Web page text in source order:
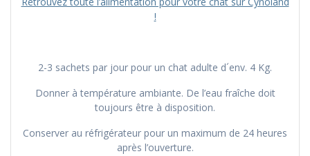
!
2-3 sachets par jour pour un chat adulte d´env. 4 Kg.
Donner à température ambiante. De l’eau fraîche doit
toujours être à disposition.
Conserver au réfrigérateur pour un maximum de 24 heures
après l’ouverture.